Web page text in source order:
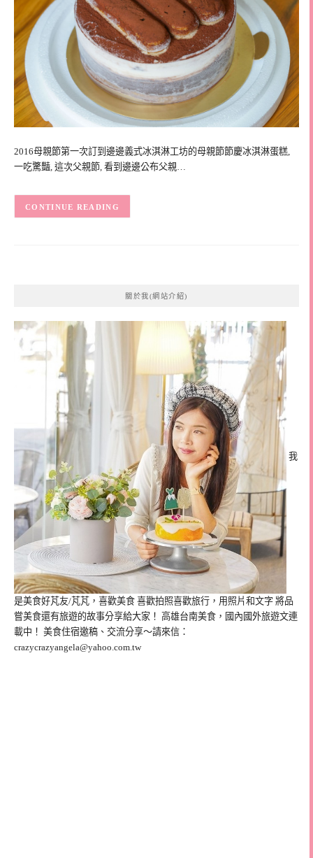
2016母親節第一次訂到邊邊義式冰淇淋工坊的母親節節慶冰淇淋蛋糕,
一吃驚豔, 這次父親節, 看到邊邊公布父親…
CONTINUE READING
關於我(網站介紹)
我
是美食好芃友/芃芃，喜歡美食 喜歡拍照喜歡旅行，用照片和文字 將品
嘗美食還有旅遊的故事分享給大家！ 高雄台南美食，國內國外旅遊文連
載中！ 美食住宿邀稿、交流分享～請來信：
crazycrazyangela@yahoo.com.tw